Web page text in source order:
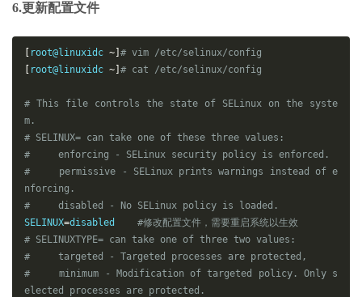
6.更新配置文件
[ root@linuxidc ~] # vim /etc/selinux/config
[ root@linuxidc ~] # cat /etc/selinux/config
# This file controls the state of SELinux on the syste
m.
# SELINUX= can take one of these three values:
#     enforcing - SELinux security policy is enforced.
#     permissive - SELinux prints warnings instead of e
nforcing.
#     disabled - No SELinux policy is loaded.
SELINUX=disabled #修改配置文件，需要重启系统以生效
# SELINUXTYPE= can take one of three two values:
#     targeted - Targeted processes are protected,
#     minimum - Modification of targeted policy. Only s
elected processes are protected.